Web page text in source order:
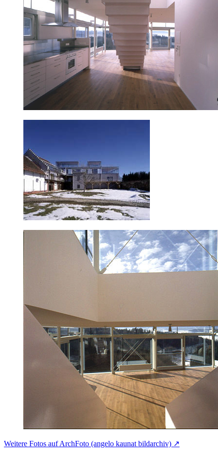
Weitere Fotos auf ArchFoto (angelo kaunat bildarchiv) ↗